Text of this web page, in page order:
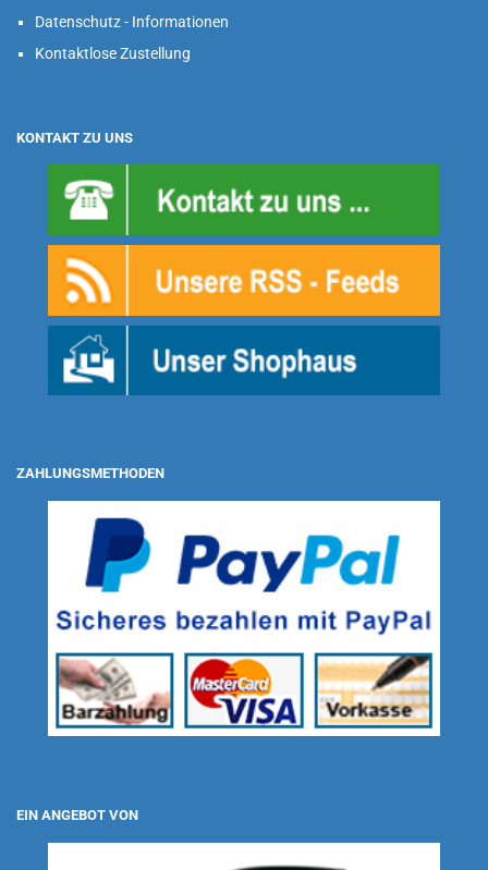
Datenschutz - Informationen
Kontaktlose Zustellung
KONTAKT ZU UNS
ZAHLUNGSMETHODEN
EIN ANGEBOT VON